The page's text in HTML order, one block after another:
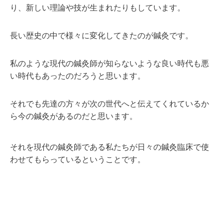
り、新しい理論や技が生まれたりもしています。
長い歴史の中で様々に変化してきたのが鍼灸です。
私のような現代の鍼灸師が知らないような良い時代も悪
い時代もあったのだろうと思います。
それでも先達の方々が次の世代へと伝えてくれているか
ら今の鍼灸があるのだと思います。
それを現代の鍼灸師である私たちが日々の鍼灸臨床で使
わせてもらっているということです。